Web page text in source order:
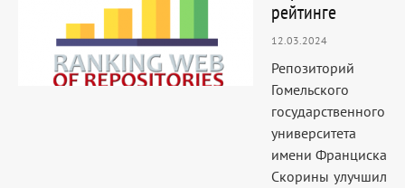
рейтинге
12.03.2024
Репозиторий
Гомельского
государственного
университета
имени Франциска
Скорины улучшил